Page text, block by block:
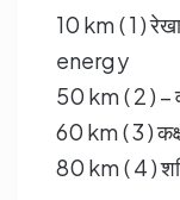
10 km ( 1 )
energy
50 km ( 2 ) –
60 km ( 3 )
80 km ( 4 )